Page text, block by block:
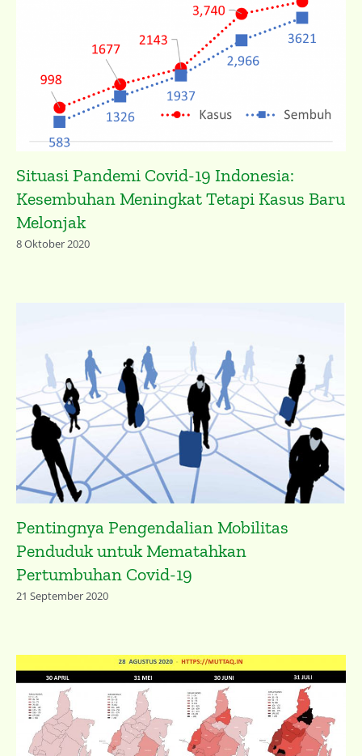
Situasi Pandemi Covid-19 Indonesia:
Kesembuhan Meningkat Tetapi Kasus Baru
Melonjak
8 Oktober 2020
Pentingnya Pengendalian Mobilitas
Penduduk untuk Mematahkan
Pertumbuhan Covid-19
21 September 2020